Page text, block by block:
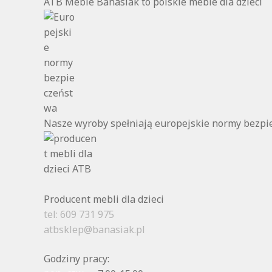
Nasze wyroby spełniają europejskie normy
Producent mebli dla dzieci
tel: 609 731 975
atbsklep@banasiak.pl
Godziny pracy: